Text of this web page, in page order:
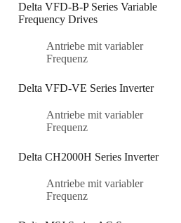
Delta VFD-B-P Series Variable
Frequency Drives
Antriebe mit variabler
Frequenz
Delta VFD-VE Series Inverter
Antriebe mit variabler
Frequenz
Delta CH2000H Series Inverter
Antriebe mit variabler
Frequenz